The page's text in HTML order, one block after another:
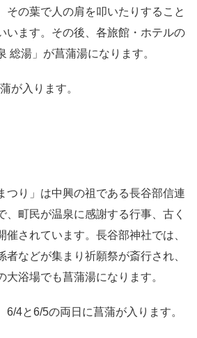
その葉で人の肩を叩いたりすること
います。その後、各旅館・ホテルの
総湯」が菖蒲湯になります。
が入ります。
つり」は中興の祖である長谷部信連
、町民が温泉に感謝する行事、古く
催されています。長谷部神社では、
者などが集まり祈願祭が斎行され、
大浴場でも菖蒲湯になります。
4と6/5の両日に菖蒲が入ります。